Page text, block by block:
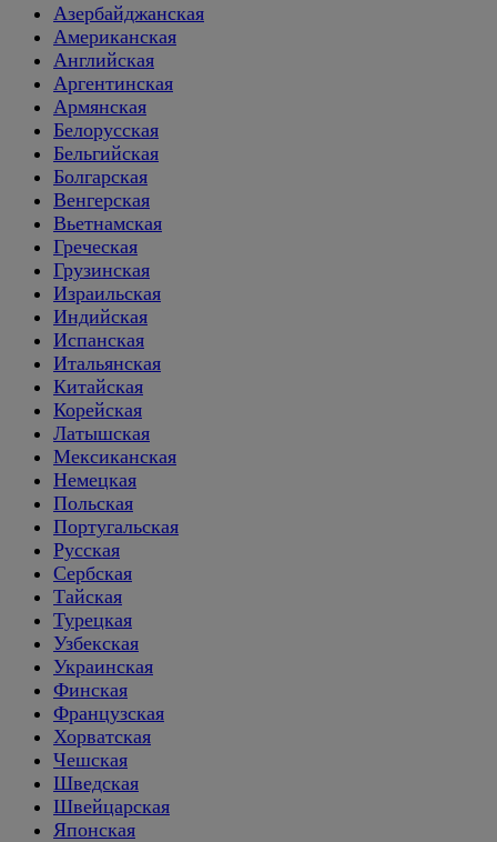
Азербайджанская
Американская
Английская
Аргентинская
Армянская
Белорусская
Бельгийская
Болгарская
Венгерская
Вьетнамская
Греческая
Грузинская
Израильская
Индийская
Испанская
Итальянская
Китайская
Корейская
Латышская
Мексиканская
Немецкая
Польская
Португальская
Русская
Сербская
Тайская
Турецкая
Узбекская
Украинская
Финская
Французская
Хорватская
Чешская
Шведская
Швейцарская
Японская